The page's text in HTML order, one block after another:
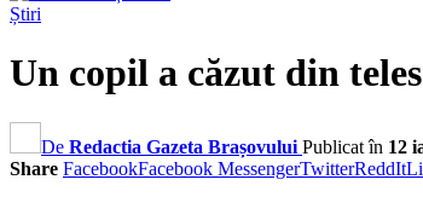
Știri
Un copil a căzut din
De Redactia Gazeta Brașovului Publicat în 12
Share FacebookFacebook MessengerTwitterReddIt